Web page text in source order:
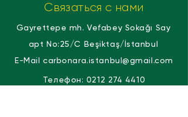
Связаться с нами
Gayrettepe mh. Vefabey Sokağı Say
apt No:25/C Beşiktaş/İstanbul
E-Mailcarbonara.istanbul@gmail.com
Телефон: 0212 274 4410